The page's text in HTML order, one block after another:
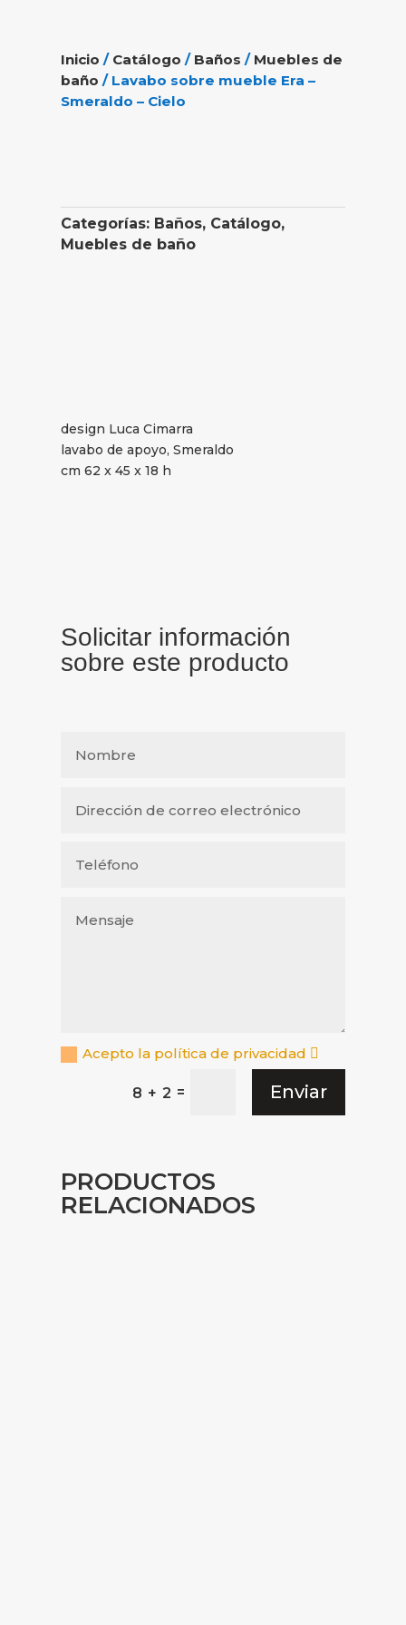
Inicio / Catálogo / Baños / Muebles de
baño / Lavabo sobre mueble Era –
Smeraldo – Cielo
Categorías: Baños, Catálogo,
Muebles de baño
design Luca Cimarra
lavabo de apoyo, Smeraldo
cm 62 x 45 x 18 h
Solicitar información
sobre este producto
Acepto la política de privacidad
8 + 2 = Enviar
PRODUCTOS
RELACIONADOS